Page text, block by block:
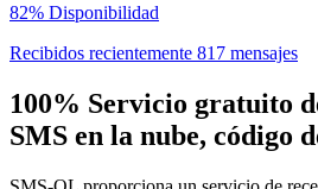
82% Disponibilidad
Recibidos recientemente 817 mensajes
100% Servicio gratuito
SMS en la nube, código